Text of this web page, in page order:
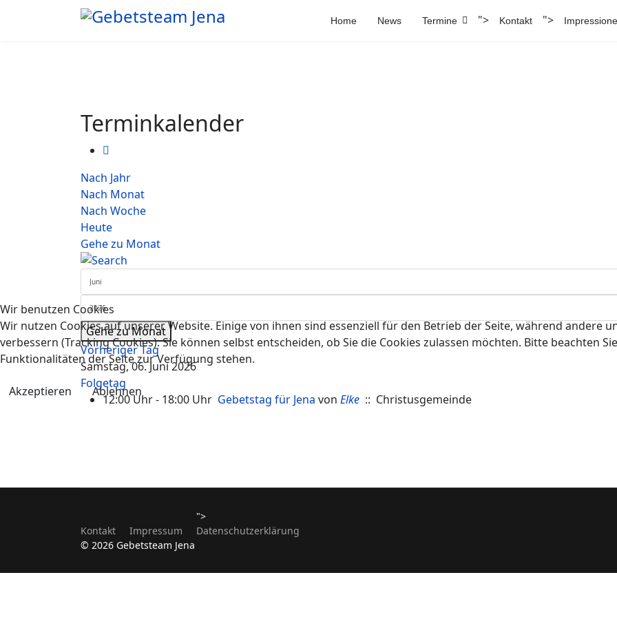
Home News Termine "> Kontakt ">
Terminkalender
Nach Jahr
Nach Monat
Nach Woche
Heute
Gehe zu Monat
Gehe zu Monat
Vorheriger Tag
Samstag, 06. Juni 2026
Folgetag
12:00 Uhr - 18:00 Uhr Gebetstag für Jena von Elke :: Christusgemeinde
Kontakt Impressum
">
Datenschutzerklärung
© 2026 Gebetsteam Jena
Wir benutzen Cookies
Wir nutzen Cookies auf unserer Website. Einige von ihnen sind essenziell für den Betrieb der Seite, während andere
verbessern (Tracking Cookies). Sie können selbst entscheiden, ob Sie die Cookies zulassen möchten. Bitte beachten
Funktionalitäten der Seite zur Verfügung stehen.
Akzeptieren Ablehnen